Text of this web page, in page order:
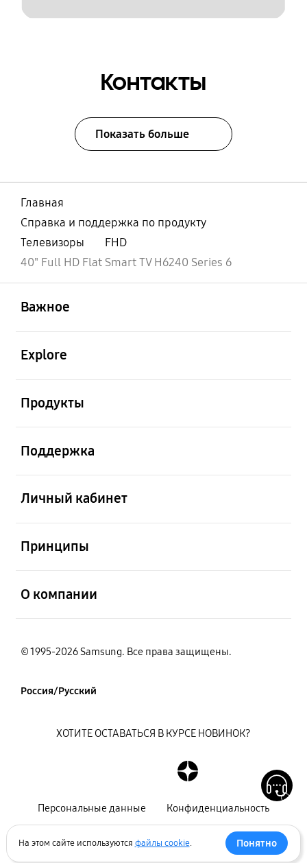
Контакты
Показать больше
Главная
Справка и поддержка по продукту
Телевизоры
FHD
40" Full HD Flat Smart TV H6240 Series 6
Важное
Explore
Продукты
Поддержка
Личный кабинет
Принципы
О компании
© 1995-2026 Samsung. Все права защищены.
Россия/Русский
Персональные данные Конфиденциальность
ХОТИТЕ ОСТАВАТЬСЯ В КУРСЕ НОВИНОК?
На этом сайте используются файлы cookie. Понятно